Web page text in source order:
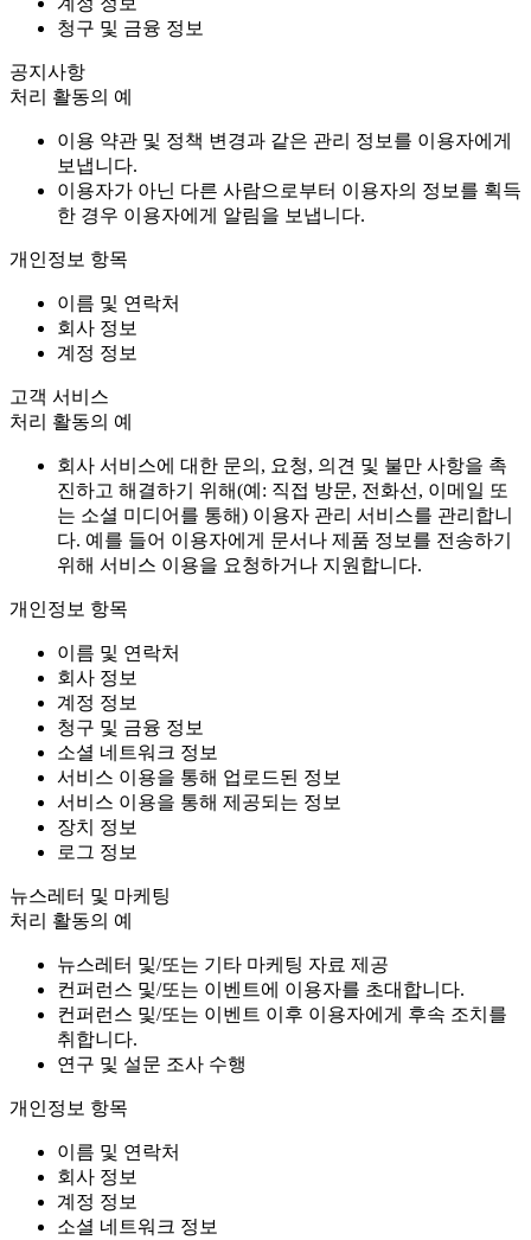
청구 및 금융 정보
공지사항
처리 활동의 예
이용 약관 및 정책 변경과 같은 관리 정보를 이용자에게
보냅니다.
이용자가 아닌 다른 사람으로부터 이용자의 정보를 획득
한 경우 이용자에게 알림을 보냅니다.
개인정보 항목
이름 및 연락처
회사 정보
계정 정보
고객 서비스
처리 활동의 예
회사 서비스에 대한 문의, 요청, 의견 및 불만 사항을 촉
진하고 해결하기 위해(예: 직접 방문, 전화선, 이메일 또
는 소셜 미디어를 통해) 이용자 관리 서비스를 관리합니
다. 예를 들어 이용자에게 문서나 제품 정보를 전송하기
위해 서비스 이용을 요청하거나 지원합니다.
개인정보 항목
이름 및 연락처
회사 정보
계정 정보
청구 및 금융 정보
소셜 네트워크 정보
서비스 이용을 통해 업로드된 정보
서비스 이용을 통해 제공되는 정보
장치 정보
로그 정보
뉴스레터 및 마케팅
처리 활동의 예
뉴스레터 및/또는 기타 마케팅 자료 제공
컨퍼런스 및/또는 이벤트에 이용자를 초대합니다.
컨퍼런스 및/또는 이벤트 이후 이용자에게 후속 조치를
취합니다.
연구 및 설문 조사 수행
개인정보 항목
이름 및 연락처
회사 정보
계정 정보
소셜 네트워크 정보